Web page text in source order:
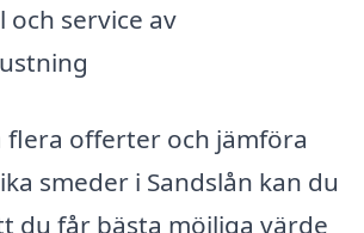
och service av
flera offerter och jämföra
smeder i Sandslån kan du
du får bästa möjliga värde